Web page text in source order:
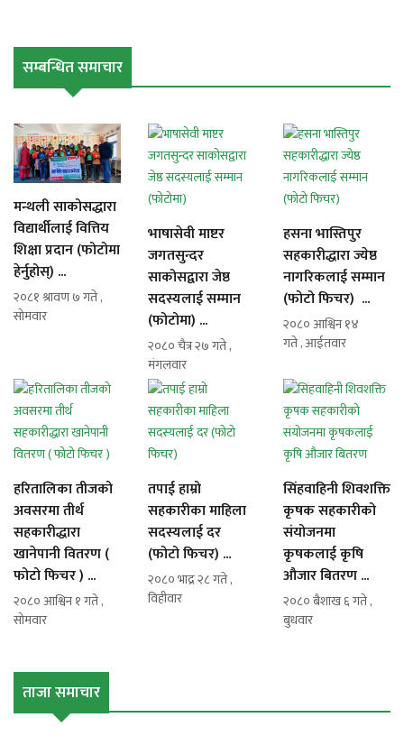
सम्बन्धित समाचार
मन्थली साकोसद्धारा
विद्यार्थीलाई वित्तिय
शिक्षा प्रदान (फोटोमा
हेर्नुहोस्) ...
२०८१ श्रावण ७ गते ,
सोमवार
भाषासेवी माष्टर
जगतसुन्दर
साकोसद्वारा जेष्ठ
सदस्यलाई सम्मान
(फोटोमा) ...
२०८० चैत्र २७ गते ,
मंगलवार
हसना भास्तिपुर
सहकारीद्धारा ज्येष्ठ
नागरिकलाई सम्मान
(फोटो फिचर) ...
२०८० आश्विन १४
गते , आईतवार
हरितालिका तीजको
अवसरमा तीर्थ
सहकारीद्धारा
खानेपानी वितरण (
फोटो फिचर ) ...
२०८० आश्विन १ गते ,
सोमवार
तपाई हाम्रो
सहकारीका माहिला
सदस्यलाई दर
(फोटो फिचर) ...
२०८० भाद्र २८ गते ,
विहीवार
सिंहवाहिनी शिवशक्ति
कृषक सहकारीको
संयोजनमा
कृषकलाई कृषि
औजार बितरण ...
२०८० बैशाख ६ गते ,
बुधवार
ताजा समाचार